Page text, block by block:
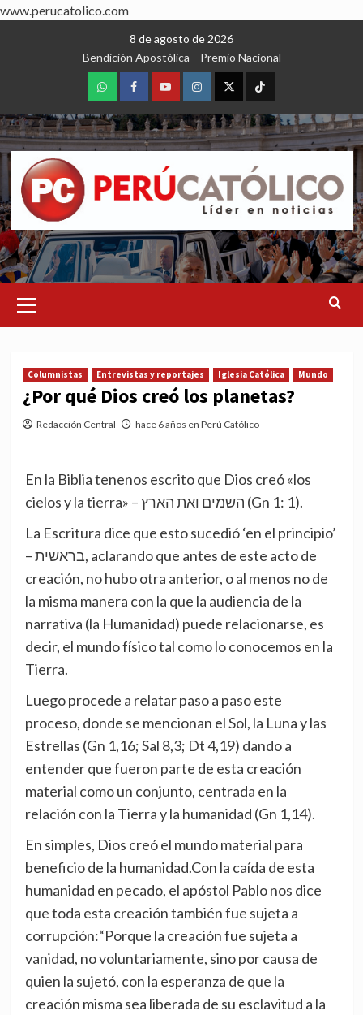
www.perucatolico.com
8 de agosto de 2026
Bendición Apostólica
Premio Nacional
WhatsAppFacebookYoutubeInstagram
X TikTok
Menu
Columnistas Entrevistas y reportajes Iglesia Católica Mundo
¿Por qué Dios creó los planetas?
Redacción Central hace 6 años en Perú Católico
En la Biblia tenenos escrito que Dios creó «los
cielos y la tierra» – השמים ואת הארץ (Gn 1: 1).
La Escritura dice que esto sucedió ‘en el principio’
– בראשית, aclarando que antes de este acto de
creación, no hubo otra anterior, o al menos no de
la misma manera con la que la audiencia de la
narrativa (la Humanidad) puede relacionarse, es
decir, el mundo físico tal como lo conocemos en la
Tierra.
Luego procede a relatar paso a paso este
proceso, donde se mencionan el Sol, la Luna y las
Estrellas (Gn 1,16; Sal 8,3; Dt 4,19) dando a
entender que fueron parte de esta creación
material como un conjunto, centrada en la
relación con la Tierra y la humanidad (Gn 1,14).
En simples, Dios creó el mundo material para
beneficio de la humanidad.Con la caída de esta
humanidad en pecado, el apóstol Pablo nos dice
que toda esta creación también fue sujeta a
corrupción:“Porque la creación fue sujeta a
vanidad, no voluntariamente, sino por causa de
quien la sujetó, con la esperanza de que la
creación misma sea liberada de su esclavitud a la